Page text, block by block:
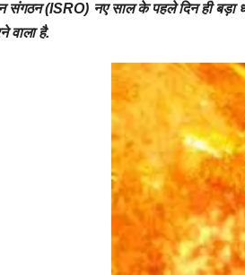
संगठन (ISRO) नए साल के पहले दिन ही
वाला है.